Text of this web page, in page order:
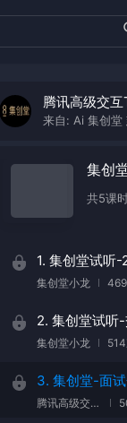
腾讯高级交
来自: Ai 集创堂 慈
集创
共5课
1. 集创堂试听-2345
集创堂小龙
2. 集创堂试听-
集创堂小龙
3. 集创堂-面
腾讯高级交互Toy